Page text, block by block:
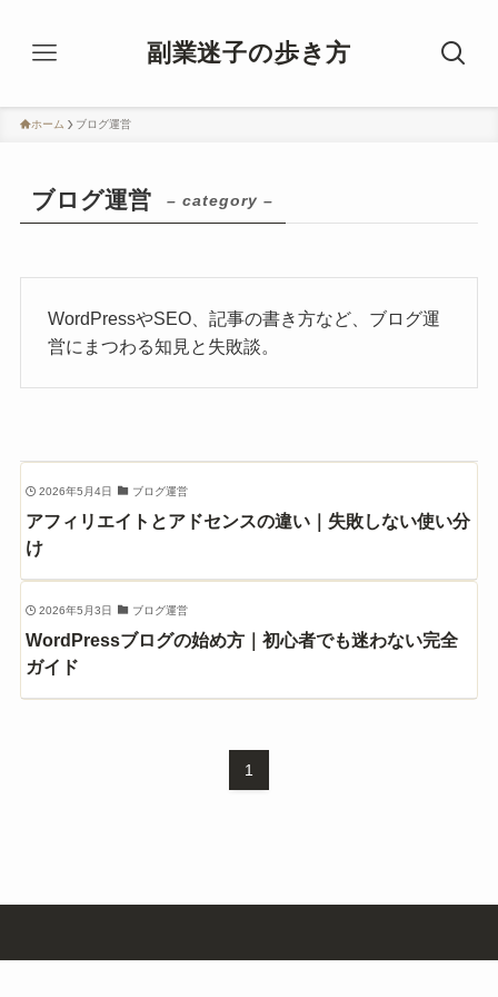
副業迷子の歩き方
ホーム ブログ運営
ブログ運営 – category –
WordPressやSEO、記事の書き方など、ブログ運
営にまつわる知見と失敗談。
2026年5月4日 ブログ運営
アフィリエイトとアドセンスの違い｜失敗しない使い分
け
2026年5月3日 ブログ運営
WordPressブログの始め方｜初心者でも迷わない完全
ガイド
1